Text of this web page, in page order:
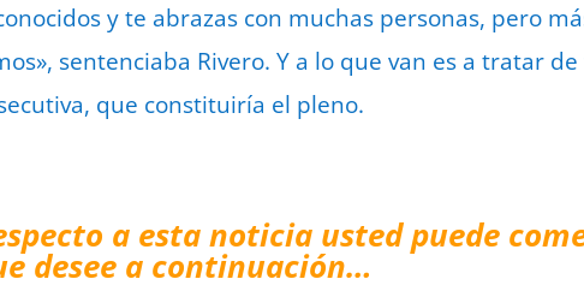
y te abrazas con muchas personas, pero
sentenciaba Rivero. Y a lo que van es a tratar
que constituiría el pleno.
a esta noticia usted puede
desee a continuación…